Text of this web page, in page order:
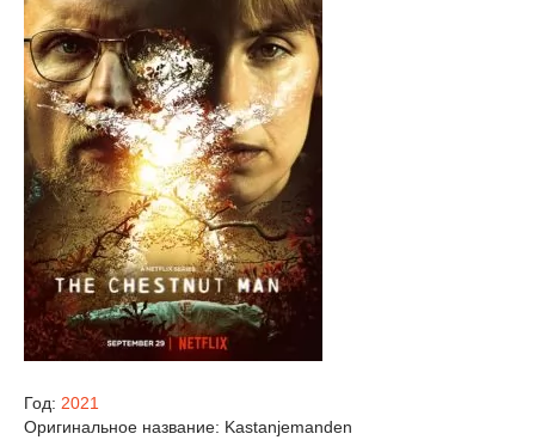
Год: 2021
Оригинальное название: Kastanjemanden